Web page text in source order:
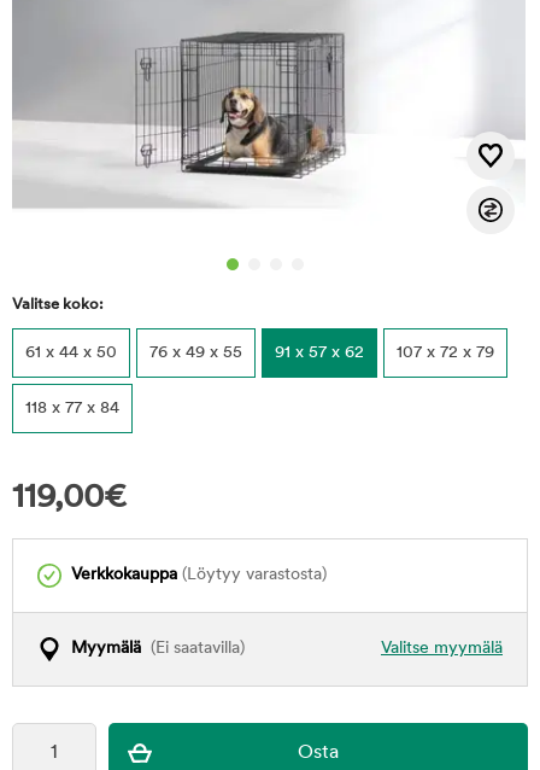
Valitse koko:
61 x 44 x 50 76 x 49 x 55 91 x 57 x 62 107 x 72 x 79
118 x 77 x 84
119,00€
Verkkokauppa (Löytyy varastosta)
Valitse myymälä
Myymälä (Ei saatavilla)